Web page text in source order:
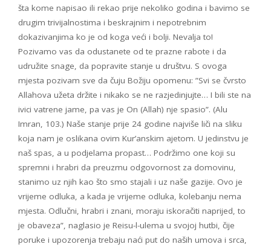
šta kome napisao ili rekao prije nekoliko godina i bavimo se
drugim trivijalnostima i beskrajnim i nepotrebnim
dokazivanjima ko je od koga veći i bolji. Nevalja to!
Pozivamo vas da odustanete od te prazne rabote i da
udružite snage, da popravite stanje u društvu. S ovoga
mjesta pozivam sve da čuju Božiju opomenu: ”Svi se čvrsto
Allahova užeta držite i nikako se ne razjedinjujte… I bili ste na
ivici vatrene jame, pa vas je On (Allah) nje spasio”. (Alu
Imran, 103.) Naše stanje prije 24 godine najviše liči na sliku
koja nam je oslikana ovim Kur’anskim ajetom. U jedinstvu je
naš spas, a u podjelama propast… Podržimo one koji su
spremni i hrabri da preuzmu odgovornost za domovinu,
stanimo uz njih kao što smo stajali i uz naše gazije. Ovo je
vrijeme odluka, a kada je vrijeme odluka, kolebanju nema
mjesta. Odlučni, hrabri i znani, moraju iskoračiti naprijed, to
je obaveza”, naglasio je Reisu-l-ulema u svojoj hutbi, čije
poruke i upozorenja trebaju naći put do naših umova i srca,